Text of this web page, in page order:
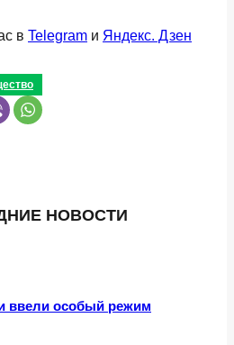
в Telegram и Яндекс. Дзен
НОВОСТИ
ввели особый режим